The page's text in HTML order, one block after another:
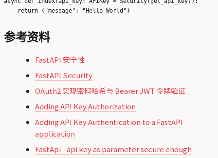
参考资料
FastAPI 安全性
FastAPI Security
OAuth2 实现密码哈希与 Bearer JWT 令牌验证
Adding API Key Authorization
Adding API Key Authentication to a FastAPI
application
FastApi - api key as parameter secure enough